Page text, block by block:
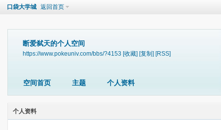
口袋大学城 返回首页
断爱弑天的个人空间
https://www.pokeuniv.com/bbs/?4153 [收藏] [复制] [RSS]
空间首页 主题 个人资料
个人资料